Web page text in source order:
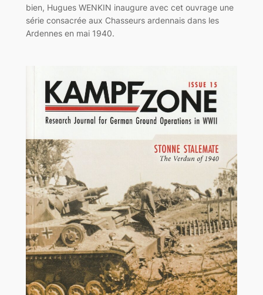
bien, Hugues WENKIN inaugure avec cet ouvrage une
série consacrée aux Chasseurs ardennais dans les
Ardennes en mai 1940.